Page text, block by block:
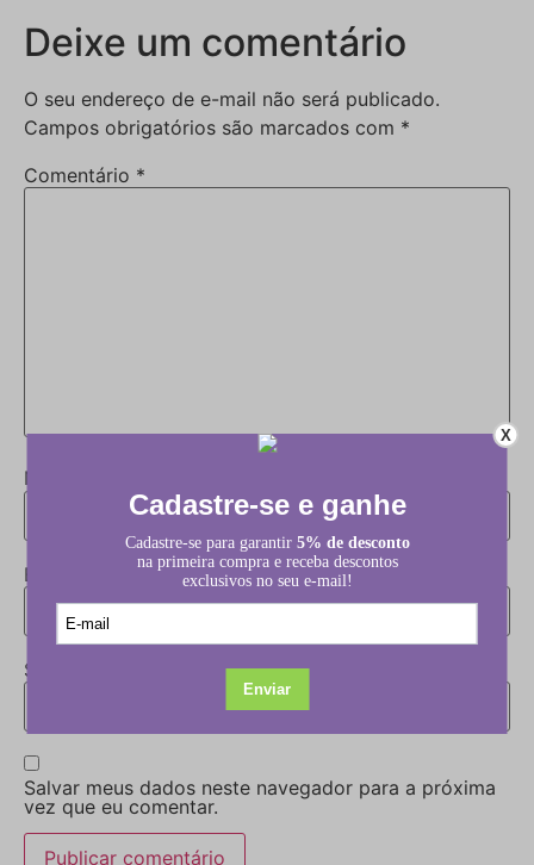
Deixe um comentário
O seu endereço de e-mail não será publicado.
Campos obrigatórios são marcados com *
Comentário *
Nome
E-mail
Site
Salvar meus dados neste navegador para a próxima
vez que eu comentar.
X